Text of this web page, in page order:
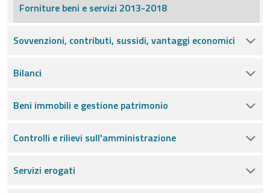
Forniture beni e servizi 2013-2018
Sovvenzioni, contributi, sussidi, vantaggi economici
Bilanci
Beni immobili e gestione patrimonio
Controlli e rilievi sull'amministrazione
Servizi erogati